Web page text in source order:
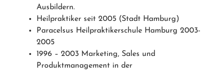
Ausbildern.
Heilpraktiker seit 2005 (Stadt Hamburg)
Paracelsus Heilpraktikerschule Hamburg 2003-
2005
1996 – 2003 Marketing, Sales und
Produktmanagement in der